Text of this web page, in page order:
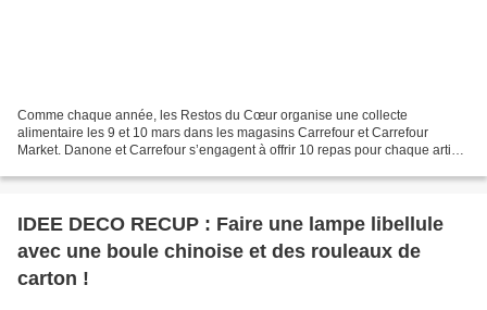
Comme chaque année, les Restos du Cœur organise une collecte
alimentaire les 9 et 10 mars dans les magasins Carrefour et Carrefour
Market. Danone et Carrefour s’engagent à offrir 10 repas pour chaque article
IDEE DECO RECUP : Faire une lampe libellule
avec une boule chinoise et des rouleaux de
carton !